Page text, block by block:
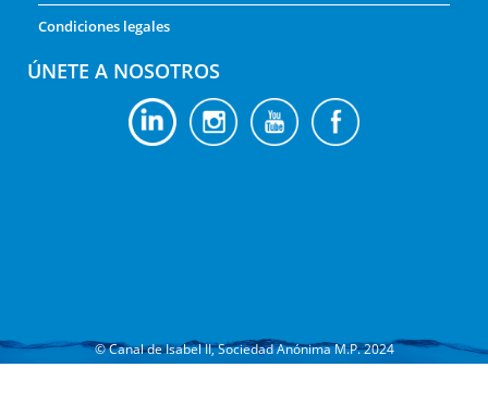
Condiciones legales
ÚNETE A NOSOTROS
© Canal de Isabel II, Sociedad Anónima M.P. 2024